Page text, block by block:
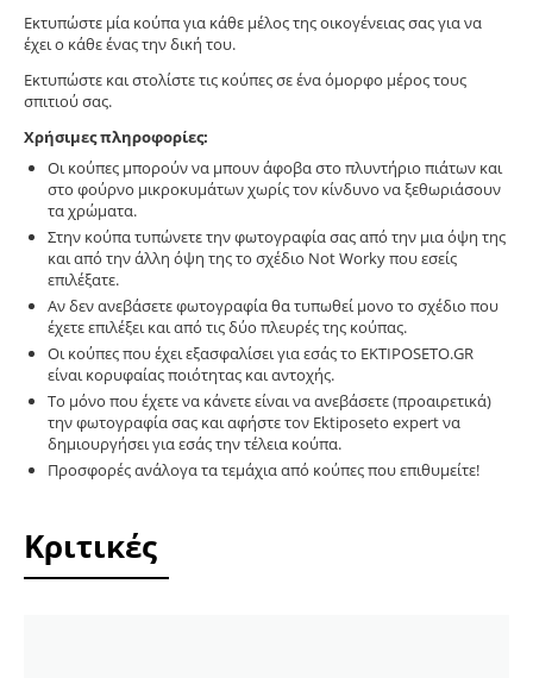
Εκτυπώστε μία κούπα για κάθε μέλος της οικογένειας σας για να
έχει ο κάθε ένας την δική του.
Εκτυπώστε και στολίστε τις κούπες σε ένα όμορφο μέρος τους
σπιτιού σας.
Χρήσιμες πληροφορίες:
Οι κούπες μπορούν να μπουν άφοβα στο πλυντήριο πιάτων και
στο φούρνο μικροκυμάτων χωρίς τον κίνδυνο να ξεθωριάσουν
τα χρώματα.
Στην κούπα τυπώνετε την φωτογραφία σας από την μια όψη της
και από την άλλη όψη της το σχέδιο Not Worky που εσείς
επιλέξατε.
Αν δεν ανεβάσετε φωτογραφία θα τυπωθεί μονο το σχέδιο που
έχετε επιλέξει και από τις δύο πλευρές της κούπας.
Οι κούπες που έχει εξασφαλίσει για εσάς το EKTIPOSETO.GR
είναι κορυφαίας ποιότητας και αντοχής.
Το μόνο που έχετε να κάνετε είναι να ανεβάσετε (προαιρετικά)
την φωτογραφία σας και αφήστε τον Ektiposeto expert να
δημιουργήσει για εσάς την τέλεια κούπα.
Προσφορές ανάλογα τα τεμάχια από κούπες που επιθυμείτε!
Κριτικές